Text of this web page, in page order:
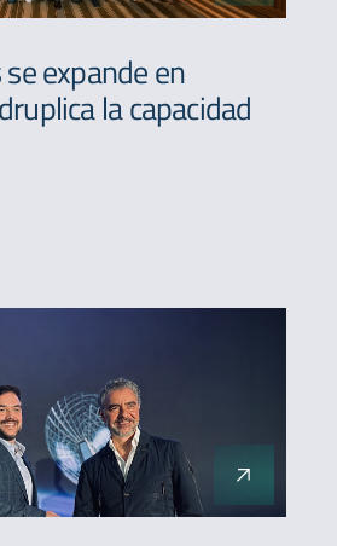
expande en
la capacidad